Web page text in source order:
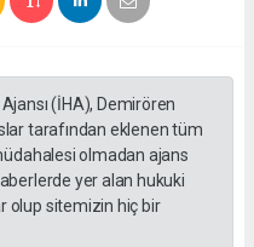
(İHA), Demirören
tarafından eklenen tüm
olmadan ajans
yer alan hukuki
olup sitemizin hiç bir